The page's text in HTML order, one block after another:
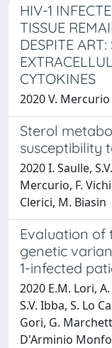
HIV-1
TISSUE
DESPITE
CYTOKINES
2020 V. Mercurio
Sterol
susceptibility
2020 I. Saulle,
Mercurio, F.
Clerici, M. Biasin
Evaluation of
genetic
1-infected
2020 E.M. Lori,
S.V. Ibba, S. Lo
Gori, G.
D'Arminio